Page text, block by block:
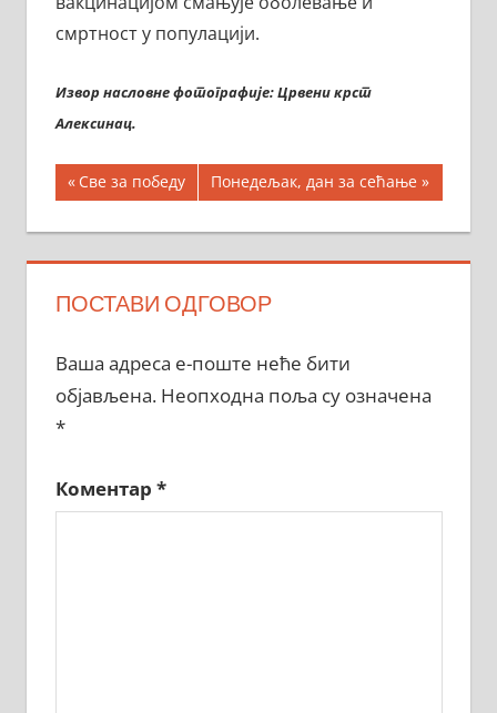
смртност у популацији.
Извор насловне фотографије: Црвени крст
Алексинац.
Кретање
чланка
Previous
Post:
Све за победу
Next
Post:
Понедељак, дан за сећање
ПОСТАВИ ОДГОВОР
Ваша адреса е-поште неће бити
објављена. Неопходна поља су означена
*
Коментар *